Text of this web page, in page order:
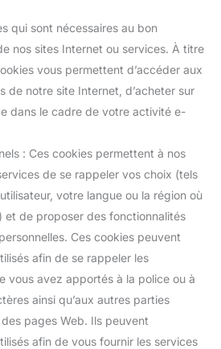
qui sont nécessaires au bon
nos sites Internet ou services. À titre
vous permettent d’accéder aux
de notre site Internet, d’acheter sur
dans le cadre de votre activité e-
: Ces cookies permettent à nos
de se rappeler vos choix (tels
votre langue ou la région où
et de proposer des fonctionnalités
Ces cookies peuvent
afin de se rappeler les
vous avez apportés à la police ou à
ainsi qu’aux autres parties
pages Web. Ils peuvent
afin de vous fournir les services